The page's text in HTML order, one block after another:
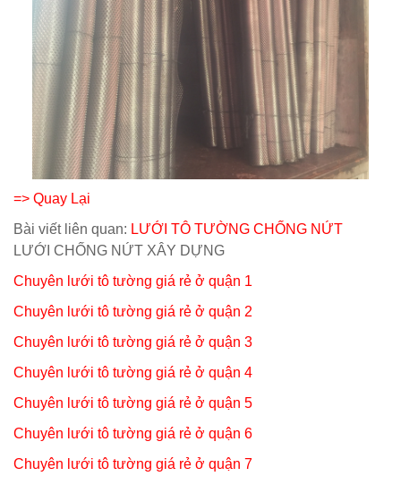
=> Quay Lại
Bài viết liên quan: LƯỚI TÔ TƯỜNG CHỐNG NỨT
LƯỚI CHỐNG NỨT XÂY DỰNG
Chuyên lưới tô tường giá rẻ ở quận 1
Chuyên lưới tô tường giá rẻ ở quận 2
Chuyên lưới tô tường giá rẻ ở quận 3
Chuyên lưới tô tường giá rẻ ở quận 4
Chuyên lưới tô tường giá rẻ ở quận 5
Chuyên lưới tô tường giá rẻ ở quận 6
Chuyên lưới tô tường giá rẻ ở quận 7